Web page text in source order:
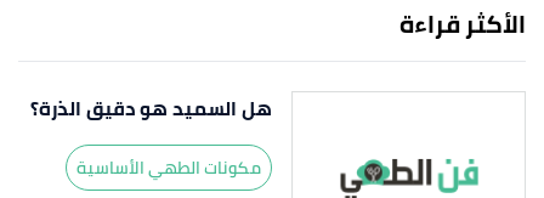
الأكثر قراءة
هل السميد هو دقيق الذرة؟
مكونات الطهي الأساسية